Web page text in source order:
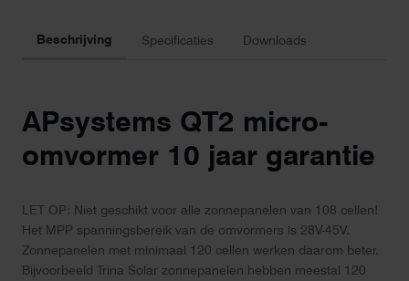
Beschrijving Specificaties Downloads
APsystems QT2 micro-
omvormer 10 jaar garantie
LET OP: Niet geschikt voor alle zonnepanelen van 108 cellen!
Het MPP spanningsbereik van de omvormers is 28V-45V.
Zonnepanelen met minimaal 120 cellen werken daarom beter.
Bijvoorbeeld Trina Solar zonnepanelen hebben meestal 120